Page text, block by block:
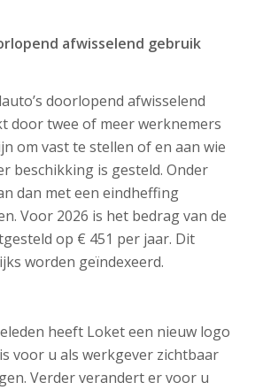
afwisselend gebruik
doorlopend afwisselend
door twee of meer werknemers
om vast te stellen of en aan wie
beschikking is gesteld. Onder
dan met een eindheffing
Voor 2026 is het bedrag van de
op € 451 per jaar. Dit
worden geïndexeerd.
heeft Loket een nieuw logo
voor u als werkgever zichtbaar
Verder verandert er voor u